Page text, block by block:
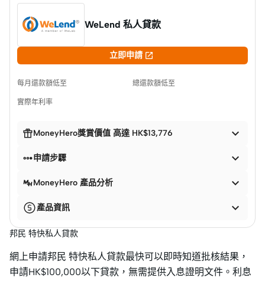
WeLend 私人貸款
立即申請 
每月還款額低至 總還款額低至
實際年利率
MoneyHero獎賞價值 高達 HK$13,776 
申請步驟 
MoneyHero 產品分析 
產品資訊 
邦民 特快私人貸款
網上申請邦民 特快私人貸款最快可以即時知道批核結果，
申請HK$100,000以下貸款，無需提供入息證明文件。利息